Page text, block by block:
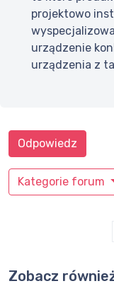
projektowo
urządzenie
urządzenia z
Kategorie forum
Odpowiedz
Zobacz